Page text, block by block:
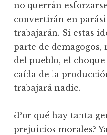
no querrán
convertirán en
trabajarán. Si estas
parte de demagogos,
del pueblo, el
caída de la
trabajará nadie.
¿Por qué hay tanta
prejuicios morales?